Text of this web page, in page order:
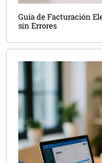
Guía de Facturación
sin Errores